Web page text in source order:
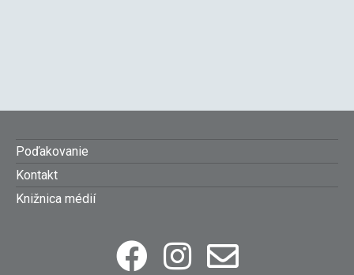
Footer
menu
Poďakovanie
Kontakt
Knižnica médií